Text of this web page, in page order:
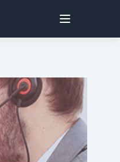
Open user menu